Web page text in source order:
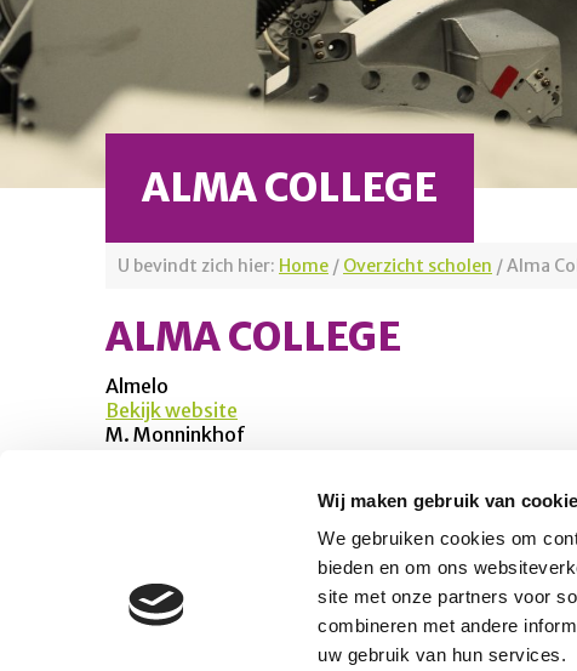
Wij maken gebruik van
We gebruiken cookies om
bieden en om ons
site met onze partners voor
combineren met andere
uw gebruik van hun services.
ALMA COLLEGE
U bevindt zich hier: Home / Overzicht scholen /Alma
ALMA COLLEGE
Almelo
Bekijk website
M. Monninkhof
Platform Mobiliteit en Transport
Telefoon: 06-23 58 89 49
E-mail:
secretariaat@platformmobiliteitentransport.nl